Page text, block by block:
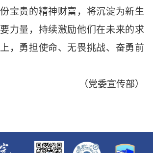
宝贵的精神财富，将沉淀为新生
力量，持续激励他们在未来的求
，勇担使命、无畏挑战、奋勇前
（党委宣传部）